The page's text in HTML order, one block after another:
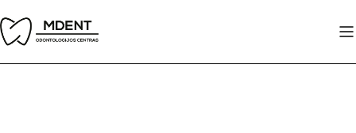
prie
turinio